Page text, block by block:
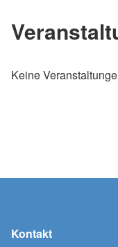
Keine
Kontakt